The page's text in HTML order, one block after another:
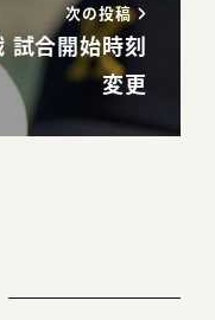
次の投稿
試合開始時刻
変更